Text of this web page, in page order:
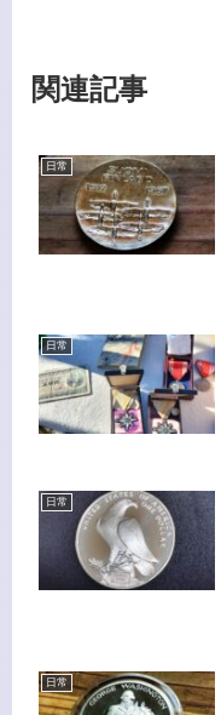
関連記事
日常
日常
日常
日常